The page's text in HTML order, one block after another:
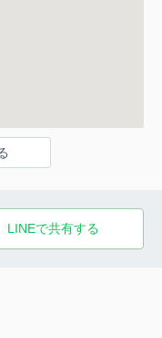
LINEで共有する